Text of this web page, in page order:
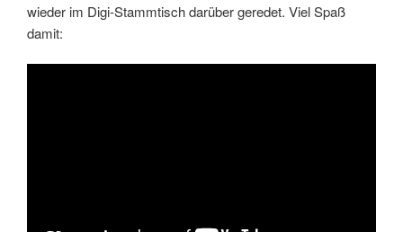
wieder im Digi-Stammtisch darüber geredet. Viel Spaß
damit: